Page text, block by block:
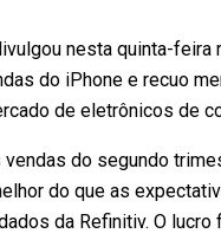
nesta quinta-
do iPhone e recuo
de eletrônicos de
do segundo
do que as
da Refinitiv. O